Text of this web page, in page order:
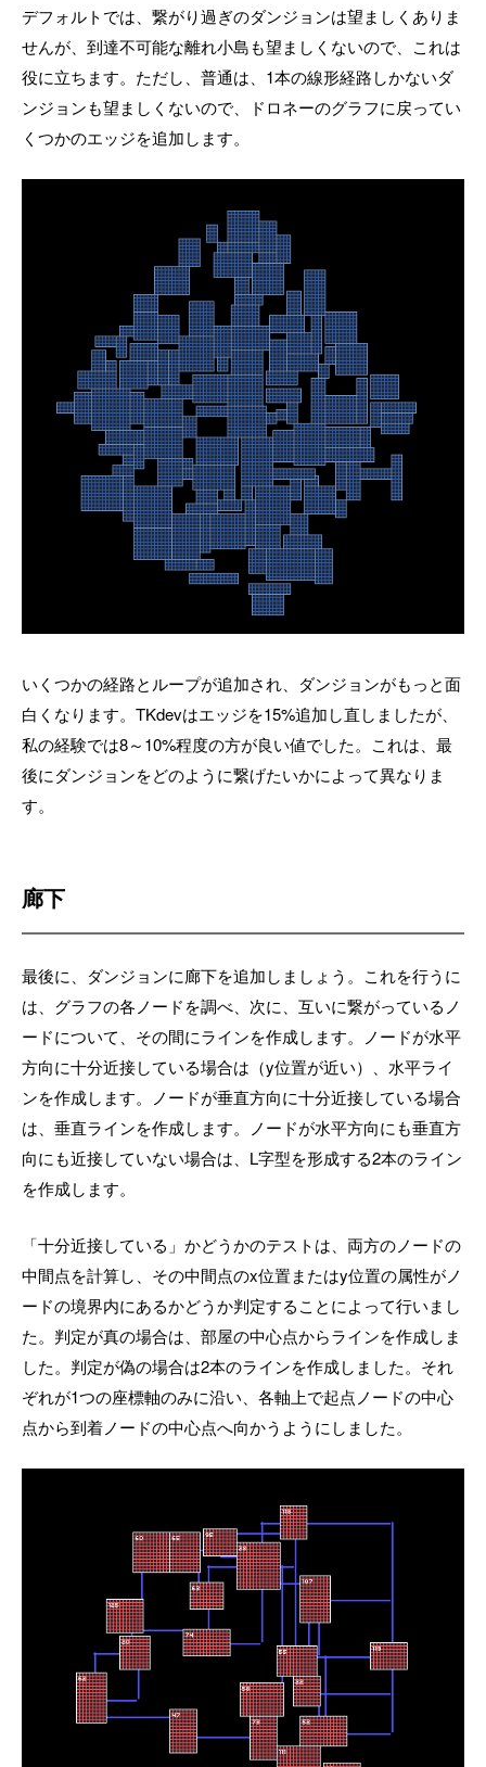
デフォルトでは、繋がり過ぎのダンジョンは望ましくありま
せんが、到達不可能な離れ小島も望ましくないので、これは
役に立ちます。ただし、普通は、1本の線形経路しかないダ
ンジョンも望ましくないので、ドロネーのグラフに戻ってい
くつかのエッジを追加します。
いくつかの経路とループが追加され、ダンジョンがもっと面
白くなります。TKdevはエッジを15%追加し直しましたが、
私の経験では8～10%程度の方が良い値でした。これは、最
後にダンジョンをどのように繋げたいかによって異なりま
す。
廊下
最後に、ダンジョンに廊下を追加しましょう。これを行うに
は、グラフの各ノードを調べ、次に、互いに繋がっているノ
ードについて、その間にラインを作成します。ノードが水平
方向に十分近接している場合は（y位置が近い）、水平ライ
ンを作成します。ノードが垂直方向に十分近接している場合
は、垂直ラインを作成します。ノードが水平方向にも垂直方
向にも近接していない場合は、L字型を形成する2本のライン
を作成します。
「十分近接している」かどうかのテストは、両方のノードの
中間点を計算し、その中間点のx位置またはy位置の属性がノ
ードの境界内にあるかどうか判定することによって行いまし
た。判定が真の場合は、部屋の中心点からラインを作成しま
した。判定が偽の場合は2本のラインを作成しました。それ
ぞれが1つの座標軸のみに沿い、各軸上で起点ノードの中心
点から到着ノードの中心点へ向かうようにしました。